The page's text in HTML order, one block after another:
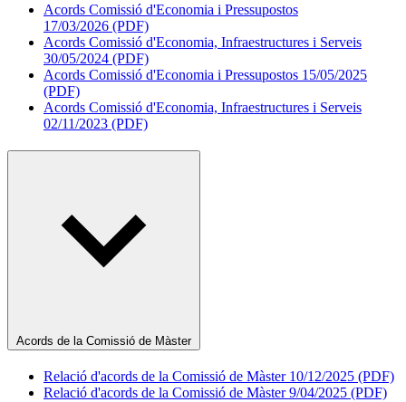
Acords Comissió d'Economia i Pressupostos
17/03/2026 (PDF)
Acords Comissió d'Economia, Infraestructures i Serveis
30/05/2024 (PDF)
Acords Comissió d'Economia i Pressupostos 15/05/2025
(PDF)
Acords Comissió d'Economia, Infraestructures i Serveis
02/11/2023 (PDF)
Acords de la Comissió de Màster
Relació d'acords de la Comissió de Màster 10/12/2025 (PDF)
Relació d'acords de la Comissió de Màster 9/04/2025 (PDF)